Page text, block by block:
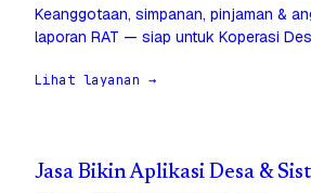
Keanggotaan, simpanan, pinjaman &
laporan RAT — siap untuk Koperasi
Lihat layanan →
Jasa Bikin Aplikasi Desa &